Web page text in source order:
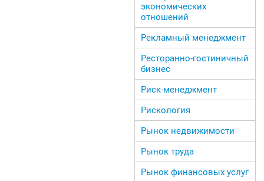
экономических
отношений
Рекламный менеджмент
Ресторанно-гостиничный
бизнес
Риск-менеджмент
Рискология
Рынок недвижимости
Рынок труда
Рынок финансовых услуг